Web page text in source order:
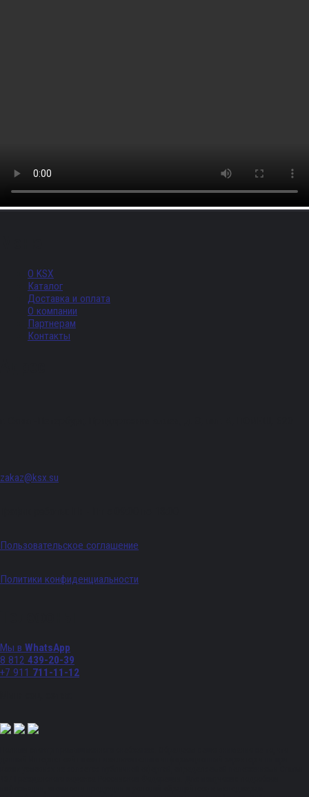
О KSX
Каталог
Доставка и оплата
О компании
Партнерам
Контакты
zakaz@ksx.su
Пользовательское соглашение
Политики конфиденциальности
Мы в WhatsApp
8 812 439-20-39
+7 911 711-11-12